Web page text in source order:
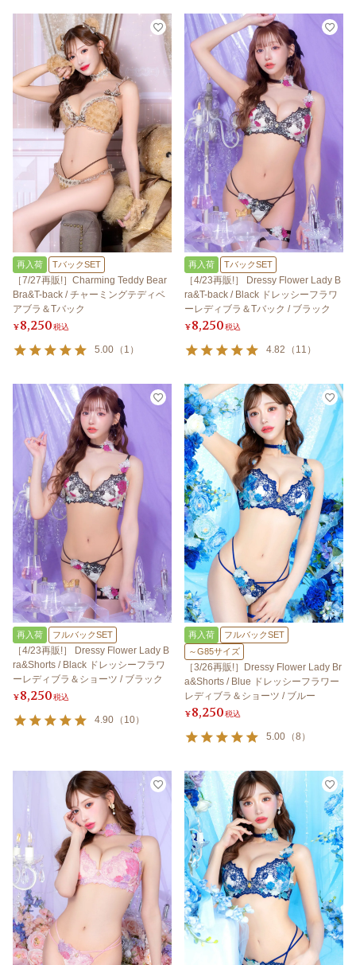
再入荷 TバックSET
［7/27再販!］Charming Teddy Bear
Bra&T-back / チャーミングテディベ
アブラ＆Tバック
¥8,250税込
5.00 （ 1 ）
再入荷 TバックSET
［4/23再販!］ Dressy Flower Lady B
ra&T-back / Black ドレッシーフラワ
ーレディブラ＆Tバック / ブラック
¥8,250税込
4.82 （ 11 ）
再入荷 フルバックSET
［4/23再販!］ Dressy Flower Lady B
ra&Shorts / Black ドレッシーフラワ
ーレディブラ＆ショーツ / ブラック
¥8,250税込
4.90 （ 10）
再入荷
フルバックSET
～G85サイズ
［3/26再販!］Dressy Flower Lady Br
a&Shorts / Blue ドレッシーフラワー
レディブラ＆ショーツ / ブルー
¥8,250税込
5.00 （8 ）